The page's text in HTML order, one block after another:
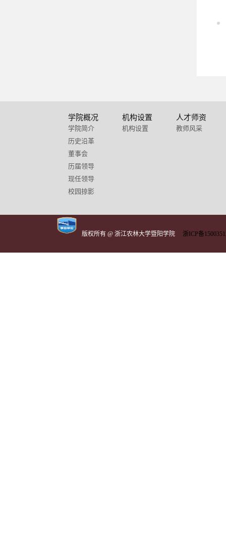
学院概况
学院简介
历史沿革
董事会
历届领导
现任领导
校园掠影
机构设置
机构设置
人才师资
教师风采
版权所有 @ 浙江农林大学暨阳学院 浙ICP备